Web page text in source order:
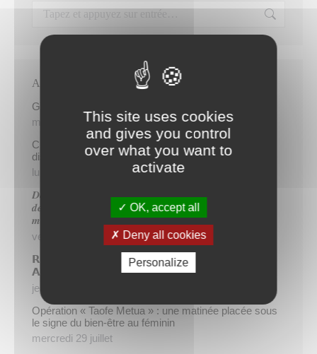
Articles récents
Gratuité du parking de l’HDV le dimanche matin
mercredi 5 août
Cinq demandeurs d’emploi de Papeete intègrent le
dispositif TIATURI AMO
lundi 3 août
𝑫𝒆𝒖𝒙 𝒔𝒂𝒑𝒆𝒖𝒓𝒔-𝒑𝒐𝒎𝒑𝒊𝒆𝒓𝒔 𝒅𝒆 𝑷𝒂𝒑𝒆𝒆𝒕𝒆 𝒂𝒖𝒙 𝒄𝒐̂𝒕𝒆́𝒔 𝒅𝒖
𝒅𝒆́𝒕𝒂𝒄𝒉𝒆𝒎𝒆𝒏𝒕 𝒑𝒐𝒍𝒚𝒏𝒆́𝒔𝒊𝒆𝒏 𝒆𝒏 𝒓𝒆𝒏𝒇𝒐𝒓𝒕 𝒅𝒆𝒔 𝒆́𝒒𝒖𝒊𝒑𝒆𝒔
𝒎𝒐𝒃𝒊𝒍𝒊𝒔𝒆́𝒆𝒔 𝒅𝒂𝒏𝒔 𝒍’𝑯𝒆𝒙𝒂𝒈𝒐𝒏𝒆
vendredi 31 juillet
𝗥é𝘂𝗻𝗶𝗼𝗻 𝗱’𝗶𝗻𝗳𝗼𝗿𝗺𝗮𝘁𝗶𝗼𝗻 𝘀𝘂𝗿 𝗹𝗮 𝗳𝗶𝗹𝗶è𝗿𝗲
𝗔𝗴𝗿𝗶𝗰𝗼𝗹𝗲
jeudi 30 juillet
Opération « Taofe Metua » : une matinée placée sous
le signe du bien-être au féminin
mercredi 29 juillet
This site uses cookies
and gives you control
over what you want to
activate
OK, accept all
Deny all cookies
Personalize